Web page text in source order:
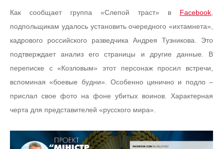
Как сообщает группа «Слепой траст» в Facebook,
подпольщикам удалось установить очередного «ихтамнета»,
кадрового российского разведчика Андрея Тузникова. Это
подтверждает анализ его страницы и другие данные. В
переписке с «Козловым» этот персонаж просил встречи,
вспоминая «боевые будни». Особенно цинично и подло –
прислал свое фото на фоне убитых воинов. Характерная
черта для представителей «русского мира».